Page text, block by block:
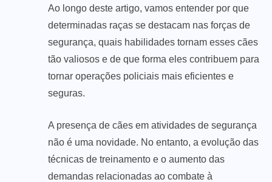
Ao longo deste artigo, vamos entender por que
determinadas raças se destacam nas forças de
segurança, quais habilidades tornam esses cães
tão valiosos e de que forma eles contribuem para
tornar operações policiais mais eficientes e
seguras.
A presença de cães em atividades de segurança
não é uma novidade. No entanto, a evolução das
técnicas de treinamento e o aumento das
demandas relacionadas ao combate à